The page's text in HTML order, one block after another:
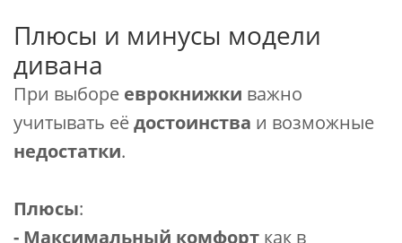
Плюсы и минусы модели
дивана
При выборе еврокнижки важно
учитывать еёдостоинства и возможные
недостатки.
Плюсы:
- Максимальный комфорт как в